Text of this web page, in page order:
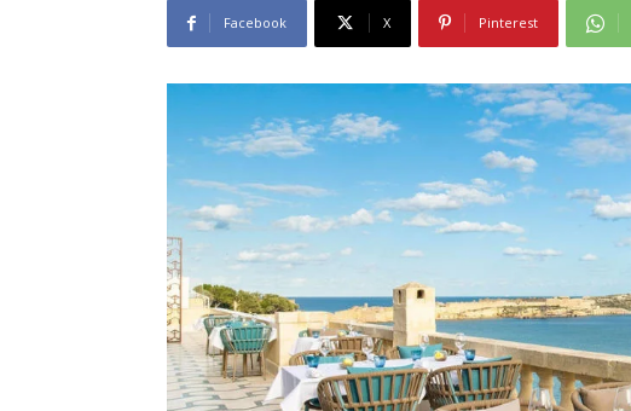
Facebook X Pinterest